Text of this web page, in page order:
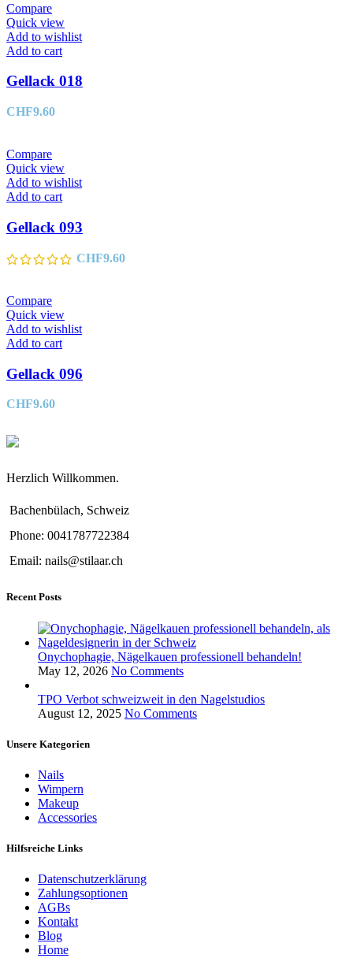
Compare
Quick view
Add to wishlist
Add to cart
Gellack 018
CHF9.60
Compare
Quick view
Add to wishlist
Add to cart
Gellack 093
CHF9.60
Compare
Quick view
Add to wishlist
Add to cart
Gellack 096
CHF9.60
Herzlich Willkommen.
Bachenbülach, Schweiz
Phone: 0041787722384
Email: nails@stilaar.ch
Recent Posts
Onychophagie, Nägelkauen professionell behandeln!
May 12, 2026 No Comments
TPO Verbot schweizweit in den Nagelstudios
August 12, 2025 No Comments
Unsere Kategorien
Nails
Wimpern
Makeup
Accessories
Hilfsreiche Links
Datenschutzerklärung
Zahlungsoptionen
AGBs
Kontakt
Blog
Home